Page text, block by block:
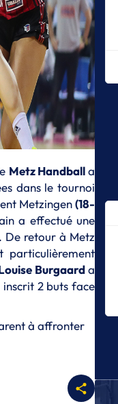
Metz Handballa
dans le tournoi
Metzingen(18-
a effectué une
De retour à Metz
particulièrement
Burgaarda
2 buts face
à affronter